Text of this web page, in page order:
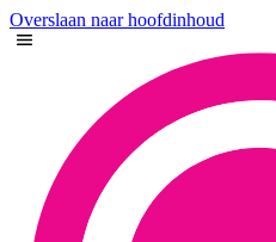
Overslaan naar hoofdinhoud